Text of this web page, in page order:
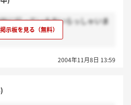
に行っている方いらっしゃいま
2004年11月8日 13:59